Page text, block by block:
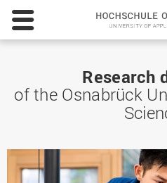
Research
of the Osnabrück